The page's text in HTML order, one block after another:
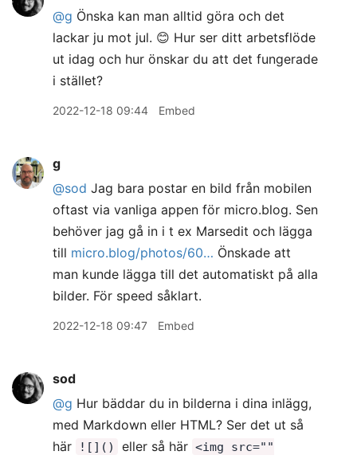
@g Önska kan man alltid göra och det
lackar ju mot jul. 😊 Hur ser ditt arbetsflöde
ut idag och hur önskar du att det fungerade
i stället?
2022-12-18 09:44 Embed
g
@sod Jag bara postar en bild från mobilen
oftast via vanliga appen för micro.blog. Sen
behöver jag gå in i t ex Marsedit och lägga
till micro.blog/photos/60… Önskade att
man kunde lägga till det automatiskt på alla
bilder. För speed såklart.
2022-12-18 09:47 Embed
sod
@g Hur bäddar du in bilderna i dina inlägg,
med Markdown eller HTML? Ser det ut så
här
![]() eller så här <img src=""